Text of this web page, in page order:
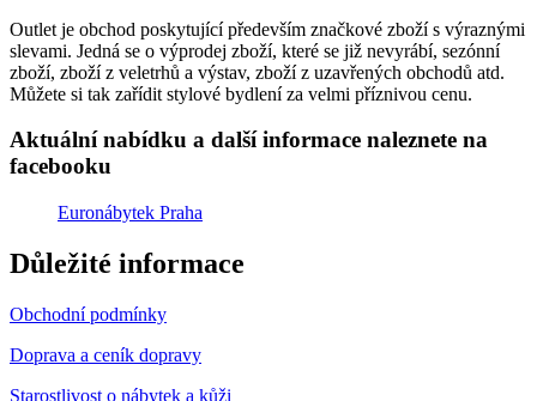
Outlet je obchod poskytující především značkové zboží s výraznými
slevami. Jedná se o výprodej zboží, které se již nevyrábí, sezónní
zboží, zboží z veletrhů a výstav, zboží z uzavřených obchodů atd.
Můžete si tak zařídit stylové bydlení za velmi příznivou cenu.
Aktuální nabídku a další informace naleznete na
facebooku
Euronábytek Praha
Důležité informace
Obchodní podmínky
Doprava a ceník dopravy
Starostlivost o nábytek a kůži